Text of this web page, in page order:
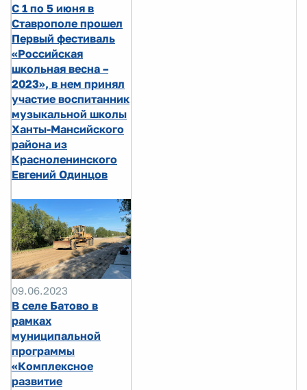
С 1 по 5 июня в
Ставрополе прошел
Первый фестиваль
«Российская
школьная весна –
2023», в нем принял
участие воспитанник
музыкальной школы
Ханты-Мансийского
района из
Красноленинского
Евгений Одинцов
09.06.2023
В селе Батово в
рамках
муниципальной
программы
«Комплексное
развитие